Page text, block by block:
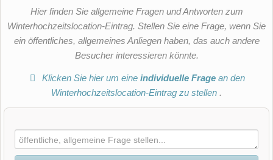
Hier finden Sie allgemeine Fragen und Antworten zum
Winterhochzeitslocation-Eintrag. Stellen Sie eine Frage, wenn Sie
ein öffentliches, allgemeines Anliegen haben, das auch andere
Besucher interessieren könnte.
Klicken Sie hier um eineindividuelle Frage an den
Winterhochzeitslocation-Eintrag zu stellen .